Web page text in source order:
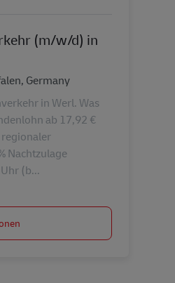
(m/w/d) in
Germany
in Werl. Was
ab 17,92 €
regionaler
Nachtzulage
(b...